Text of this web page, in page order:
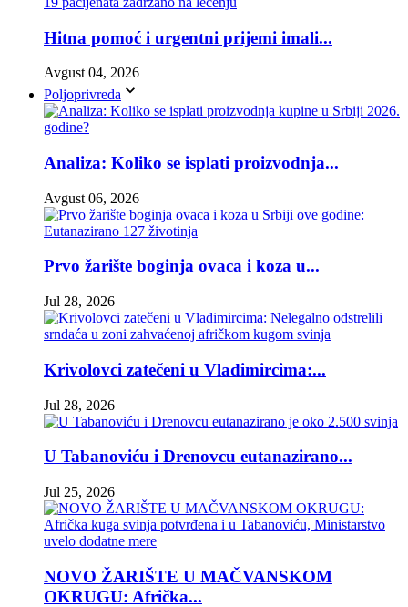
Hitna pomoć i urgentni prijemi imali...
Avgust 04, 2026
Poljoprivreda
Analiza: Koliko se isplati proizvodnja...
Avgust 06, 2026
Prvo žarište boginja ovaca i koza u...
Jul 28, 2026
Krivolovci zatečeni u Vladimircima:...
Jul 28, 2026
U Tabanoviću i Drenovcu eutanazirano...
Jul 25, 2026
NOVO ŽARIŠTE U MAČVANSKOM
OKRUGU: Afrička...